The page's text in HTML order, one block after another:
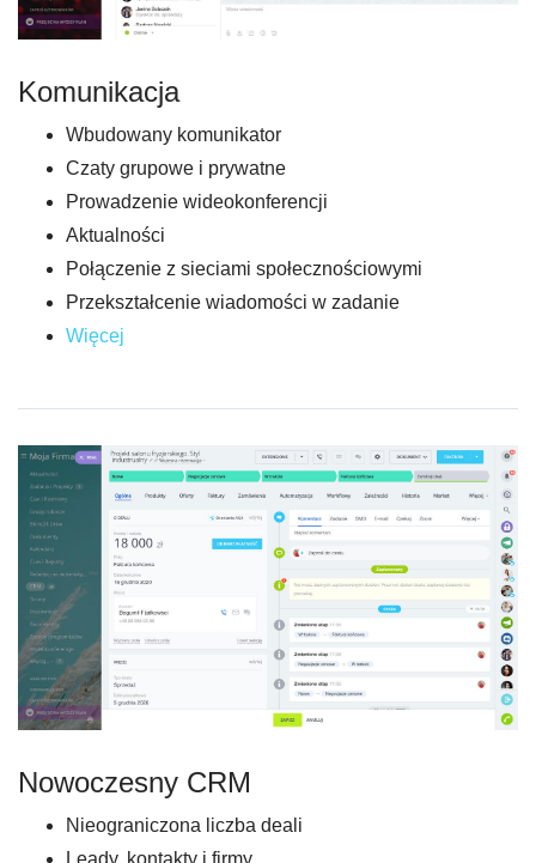
Komunikacja
Wbudowany komunikator
Czaty grupowe i prywatne
Prowadzenie wideokonferencji
Aktualności
Połączenie z sieciami społecznościowymi
Przekształcenie wiadomości w zadanie
Więcej
Nowoczesny CRM
Nieograniczona liczba deali
Leady, kontakty i firmy